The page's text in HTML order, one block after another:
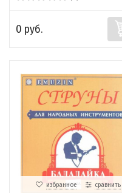
0 руб.
избранное сравнить